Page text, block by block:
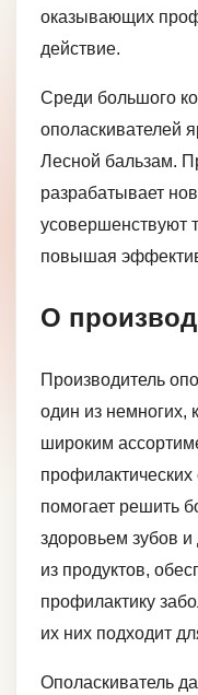
оказывающих
действие.
Среди большого
ополаскивателей
Лесной бальзам.
разрабатывает
усовершенствуют
повышая
О
Производитель
один из немногих,
широким
помогает решить
здоровьем зубов
из продуктов,
профилактику
их них подходит
Ополаскиватель